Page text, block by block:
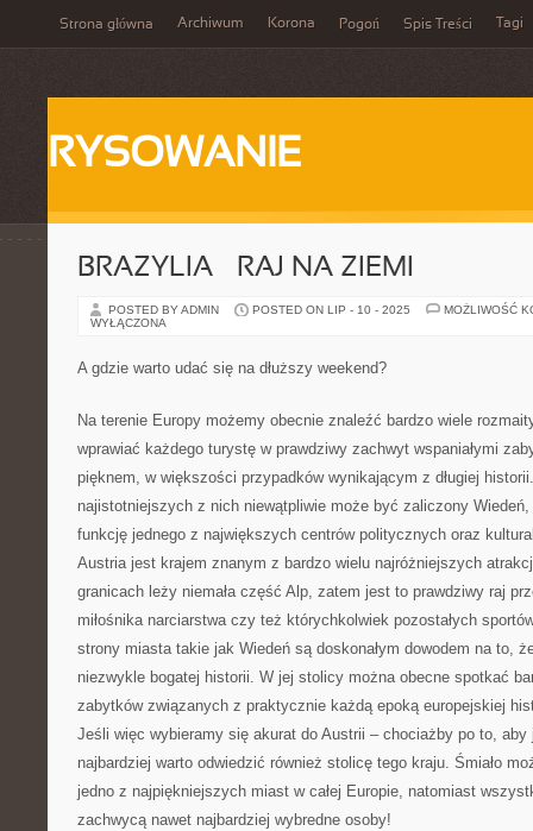
Strona główna Archiwum Korona Pogoń Spis Treści Tagi
RYSOWANIE
BRAZYLIA – RAJ NA ZIEMI
POSTED BY ADMIN POSTED ON LIP - 10 - 2025
MOŻLIWOŚĆ
WYŁĄCZONA
A gdzie warto udać się na dłuższy weekend?
Na terenie Europy możemy obecnie znaleźć bardzo wiele
wprawiać każdego turystę w prawdziwy zachwyt wspaniałymi
pięknem, w większości przypadków wynikającym z długiej
najistotniejszych z nich niewątpliwie może być zaliczony Wiedeń,
funkcję jednego z największych centrów politycznych oraz
Austria jest krajem znanym z bardzo wielu najróżniejszych
granicach leży niemała część Alp, zatem jest to prawdziwy raj
miłośnika narciarstwa czy też którychkolwiek pozostałych
strony miasta takie jak Wiedeń są doskonałym dowodem na to,
niezwykle bogatej historii. W jej stolicy można obecne spotkać
zabytków związanych z praktycznie każdą epoką europejskiej
Jeśli więc wybieramy się akurat do Austrii – chociażby po to,
najbardziej warto odwiedzić również stolicę tego kraju. Śmiało
jedno z najpiękniejszych miast w całej Europie, natomiast
zachwycą nawet najbardziej wybredne osoby!